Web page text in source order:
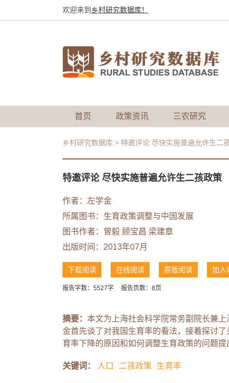
欢迎来到 乡村研究数据库！
首页 政策资讯 三农研究
乡村研究数据库 > 特邀评论 尽快实施普遍允许生二
特邀评论 尽快实施普遍允许生二孩政策
作者： 左学金
所属图书： 生育政策调整与中国发展
图书作者：
曾毅 顾宝昌 梁建章
出版时间：2013年07月
下载阅读 在线阅读 原版阅读 加入
报告字数：5527字 报告页数：8页
摘要： 本文为上海社会科学院常务副院长兼
金首先谈了对我国生育率的看法，接着探讨
育率下降的原因和如何调整生育政策的问题提
关键词： 人口 二孩政策 生育率